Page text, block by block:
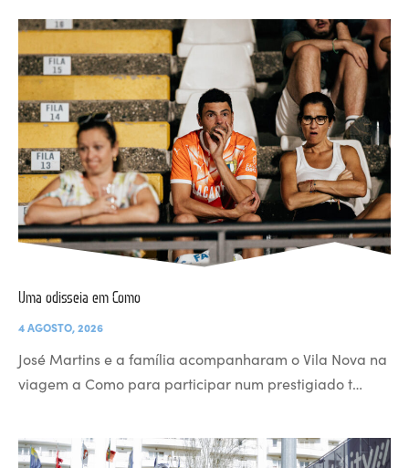
Uma odisseia em Como
4 AGOSTO, 2026
José Martins e a família acompanharam o Vila Nova na
viagem a Como para participar num prestigiado t…